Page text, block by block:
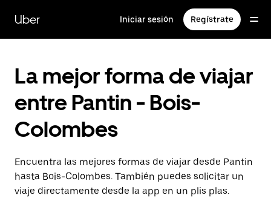
contenido
principal
Uber Iniciar sesión Regístrate
La mejor forma de viajar
entre Pantin - Bois-
Colombes
Encuentra las mejores formas de viajar desde Pantin
hasta Bois-Colombes. También puedes solicitar un
viaje directamente desde la app en un plis plas.